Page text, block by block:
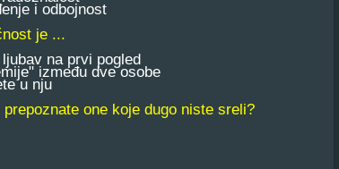
i odbojnost
je ...
na prvi pogled
između dve osobe
u nju
one koje dugo niste sreli?